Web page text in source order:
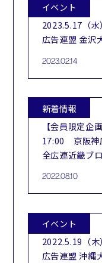
イベント
2023.5.17（
広告連盟 金沢
2023.02.14
新着情報
【会員限定企
17:00 京阪神
全広連近畿ブ
2022.08.10
イベント
2022.5.19（
広告連盟 沖縄